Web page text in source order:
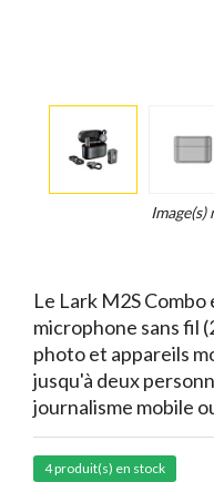
info
Le Lark M2S
microphone sans fil
photo et appareils
jusqu'à deux
journalisme mobile
4 produit(s) en stock